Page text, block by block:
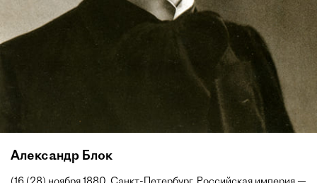
Александр Блок